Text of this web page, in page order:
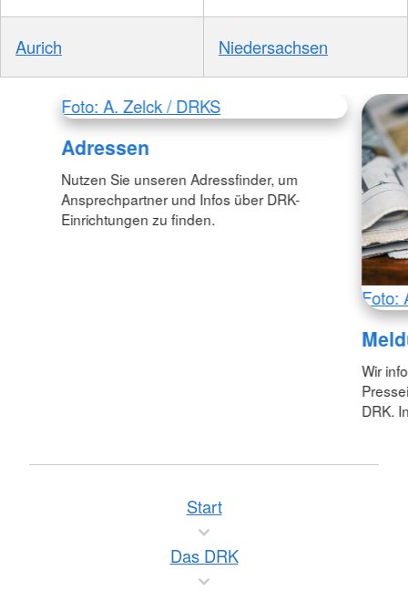
Aurich Niedersachsen
Foto: A. Zelck / DRKS
Adressen
Nutzen Sie unseren Adressfinder, um
Ansprechpartner und Infos über DRK-
Einrichtungen zu finden.
Foto:
Wir
DRK.
Start
Das DRK